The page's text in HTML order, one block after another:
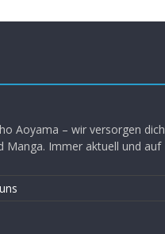
Aoyama – wir versorgen dich
Manga. Immer aktuell und auf